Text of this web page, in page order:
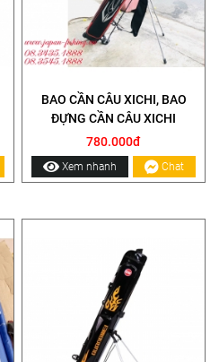
BAO CẦN CÂU XICHI, BAO
ĐỰNG CẦN CÂU XICHI
780.000đ
Xem nhanh Chat